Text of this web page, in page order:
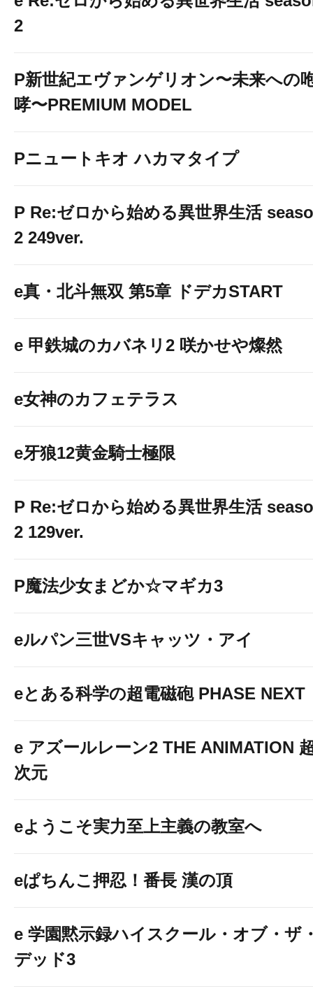
2
P新世紀エヴァンゲリオン〜未来への
哮〜PREMIUM MODEL
Pニュートキオ ハカマタイプ
P Re:ゼロから始める異世界生活
2 249ver.
e真・北斗無双 第5章 ドデカSTART
e 甲鉄城のカバネリ2 咲かせや燦然
e女神のカフェテラス
e牙狼12黄金騎士極限
P Re:ゼロから始める異世界生活
2 129ver.
P魔法少女まどか☆マギカ3
eルパン三世VSキャッツ・アイ
eとある科学の超電磁砲 PHASE NEXT
e アズールレーン2 THE ANIMATION
次元
eようこそ実力至上主義の教室へ
eぱちんこ押忍！番長 漢の頂
e 学園黙示録ハイスクール・オブ・ザ
デッド3